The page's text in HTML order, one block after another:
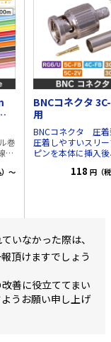
コ
器
配
巻
）
、
～
BNCコネクタ
用
BNCコネクタ 圧着
圧着しやすいスリ
ピンを本体に挿入
・本体がどの場所
ン画質の伝送にも最
仕様 インピーダ
75Ω 対応ケーブ
共用 ・4C-FB用
2V用 ・5C-FB,
用 ・RG6/U用 対応周波
118 円（
いなかった際は、
頂けますでしょう
善に役立ててまい
うお願い申し上げ